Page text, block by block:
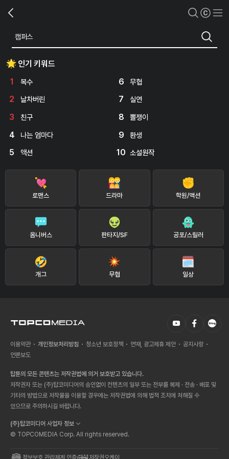
인기 키워드
1
복수
2 날차버린
3 친구
4 나는 엄마다
5 액션
6 무협
7 실연
8 뽈쟁이
9 환생
10 소설원작
로맨스 드라마 학원/액션
옴니버스 판타지/SF 공포/스릴러
개그 무협 일상
이용약관 개인정보처리방침 청소년 보호정책 연재, 광고제휴 제안
공지사항
언론보도
탑툰의 모든 콘텐츠는 저작권법에 의거 보호받고 있습니다.
저작권자 또는 (주)탑코미디어의 승인없이 컨텐츠의 일부 또는 전부를 복제 · 전송 · 배포 및
기타의 방법으로 저작물을 이용할 경우에는 저작권법에 의해 법적 조치에 처해질 수
있으므로 주의하시길 바랍니다.
(주)탑코미디어 사업자 정보
© TOPCOMEDIA Corp. All rights reserved.
정보보호 관리체계 인증 저작권오케이